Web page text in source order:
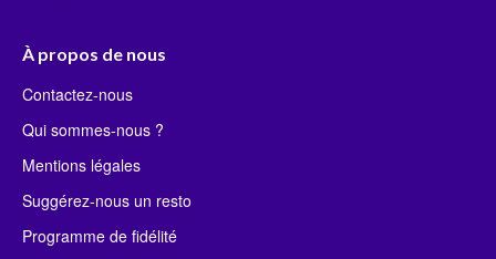
À propos de nous
Contactez-nous
Qui sommes-nous ?
Mentions légales
Suggérez-nous un resto
Programme de fidélité